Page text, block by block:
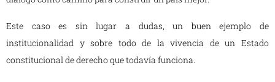
Este caso es sin lugar a dudas, un buen ejemplo de
institucionalidad y sobre todo de la vivencia de un Estado
constitucional de derecho que todavía funciona.